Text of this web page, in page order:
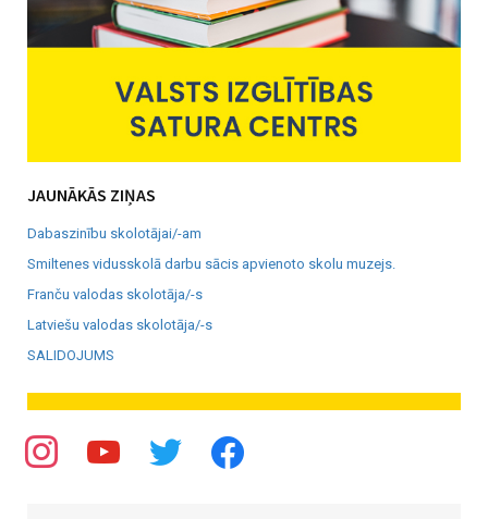
JAUNĀKĀS ZIŅAS
Dabaszinību skolotājai/-am
Smiltenes vidusskolā darbu sācis apvienoto skolu muzejs.
Franču valodas skolotāja/-s
Latviešu valodas skolotāja/-s
SALIDOJUMS